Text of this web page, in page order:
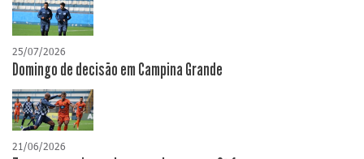
25/07/2026
Domingo de decisão em Campina Grande
21/06/2026